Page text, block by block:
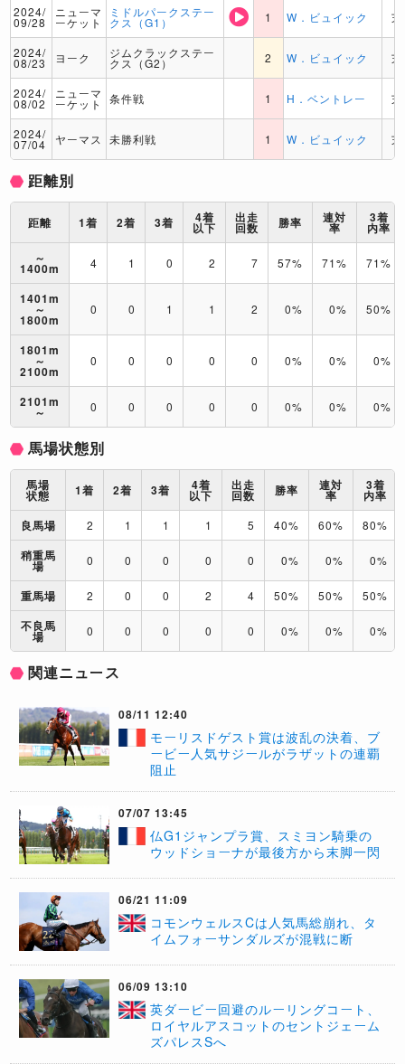
2024/
09/28
ニューマ
ーケット
ミドルパークステー
クス（G1） 1 W．ビュイック 芝
2024/
08/23 ヨーク ジムクラックステー
クス（G2） 2 W．ビュイック 芝
2024/
08/02
ニューマ
ーケット 条件戦 1 H．ベントレー 芝
2024/
07/04 ヤーマス 未勝利戦 1 W．ビュイック 芝
距離別
距離 1着 2着 3着 4着
以下
出走
回数 勝率 連対
率
3着
内率
～
1400m 4 1 0 2 7 57% 71% 71%
1401m
～
1800m
0 0 1 1 2 0% 0% 50%
1801m
～
2100m
0 0 0 0 0 0% 0% 0%
2101m
～ 0 0 0 0 0 0% 0% 0%
馬場状態別
馬場
状態 1着 2着 3着 4着
以下
出走
回数 勝率 連対
率
3着
内率
良馬場
2 1 1 1 5 40% 60% 80%
稍重馬
場 0 0 0 0 0 0% 0% 0%
重馬場 2 0 0 2 4 50% 50% 50%
不良馬
場 0 0 0 0 0 0% 0% 0%
関連ニュース
08/11 12:40
モーリスドゲスト賞は波乱の決着、ブ
ービー人気サジールがラザットの連覇
阻止
07/07 13:45
​仏G1ジャンプラ賞、スミヨン騎乗の
ウッドショーナが最後方から末脚一閃
06/21 11:09
コモンウェルスCは人気馬総崩れ、タ
イムフォーサンダルズが混戦に断
06/09 13:10
​英ダービー回避のルーリングコート、
ロイヤルアスコットのセントジェーム
ズパレスSへ